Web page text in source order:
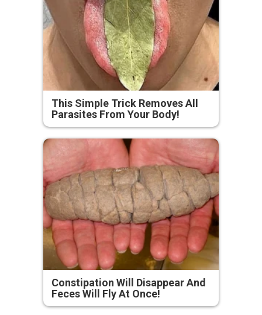
This Simple Trick Removes All
Parasites From Your Body!
Constipation Will Disappear And
Feces Will Fly At Once!